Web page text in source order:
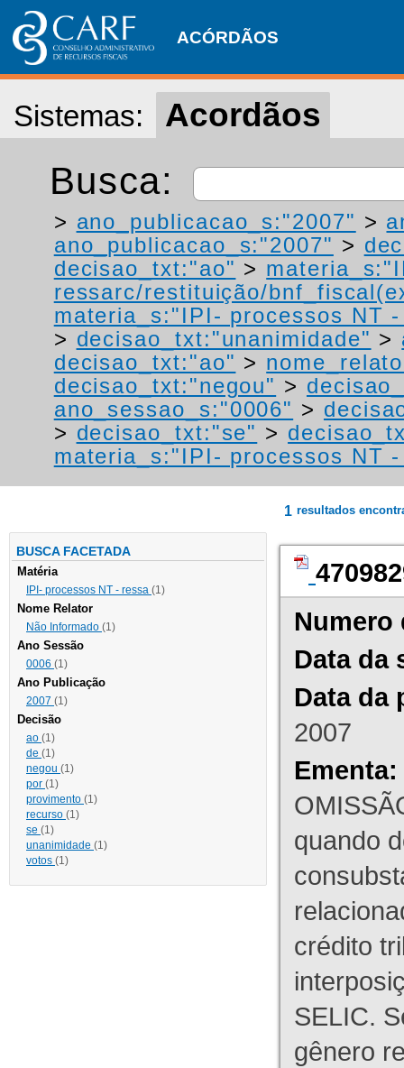
ACÓRDÃOS
Sistemas: Acordãos
Busca:
> ano_publicacao_s:"2007" >
ano_publicacao_s:"2007" >
decisao_txt:"ao" >
ressarc/restituição/
materia_s:"IPI- processos NT
> decisao_txt:"unanimidade" >
decisao_txt:"ao" >
decisao_txt:"negou" >
ano_sessao_s:"0006" >
> decisao_txt:"se" >
materia_s:"IPI- processos NT
BUSCA FACETADA
Matéria
IPI- processos NT - ressa (1)
Nome Relator
Não Informado (1)
Ano Sessão
0006 (1)
Ano Publicação
2007 (1)
Decisão
ao (1)
de (1)
negou (1)
por (1)
provimento (1)
recurso (1)
se (1)
unanimidade (1)
votos (1)
1 resultados
Numero
Data da
Data da
2007
Ementa:
quando
crédito
SELIC.
gênero